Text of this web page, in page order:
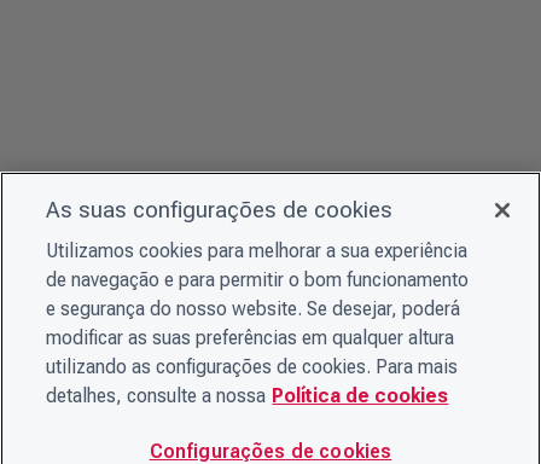
As suas configurações de cookies
Utilizamos cookies para melhorar a sua experiência
de navegação e para permitir o bom funcionamento
e segurança do nosso website. Se desejar, poderá
modificar as suas preferências em qualquer altura
utilizando as configurações de cookies. Para mais
detalhes, consulte a nossa Política de cookies
Configurações de cookies